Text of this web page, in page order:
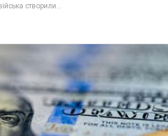
створили...